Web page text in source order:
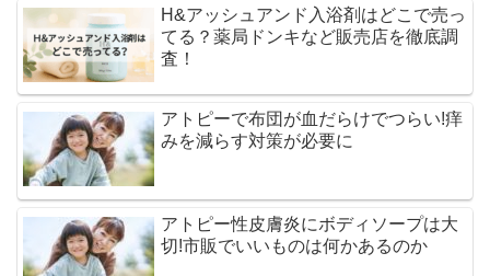
H&アッシュアンド入浴剤はどこで売っ
てる？薬局ドンキなど販売店を徹底調
査！
アトピーで布団が血だらけでつらい!痒
みを減らす対策が必要に
アトピー性皮膚炎にボディソープは大
切!市販でいいものは何かあるのか